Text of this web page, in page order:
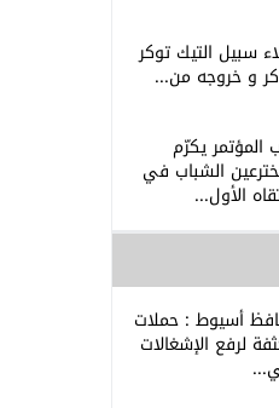
سبيل التيك توكر
و خروجه من...
المؤتمر يكرّم
الشباب في
الأول...
أسيوط : حملات
لرفع الإشغالات